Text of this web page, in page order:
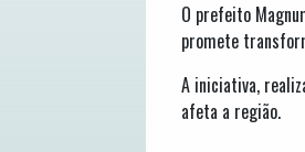
O prefeito
promete
A iniciativa,
afeta a região.